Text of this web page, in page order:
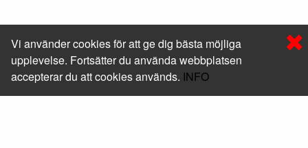
Vi använder cookies för att ge dig bästa möjliga
upplevelse. Fortsätter du använda webbplatsen
accepterar du att cookies används. INFO